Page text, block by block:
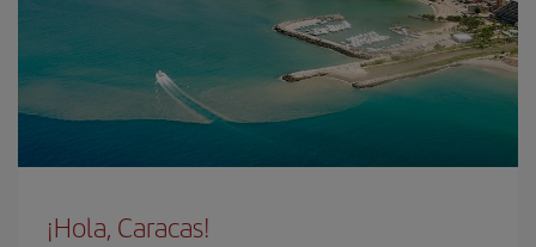
¡Hola, Caracas!